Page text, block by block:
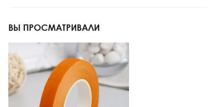
ВЫ ПРОСМАТРИВАЛИ